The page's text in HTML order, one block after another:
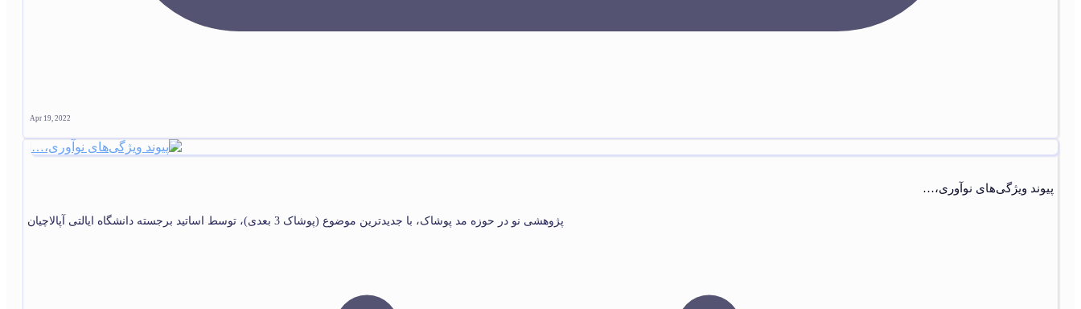
Apr 19, 2022
پیوند ویژگی‌های نوآوری،…
پژوهشی نو در حوزه مد پوشاک، با جدیدترین موضوع (پوشاک 3 بعدی)، توسط اساتید برجسته دانشگاه ایالتی آپالاچیان